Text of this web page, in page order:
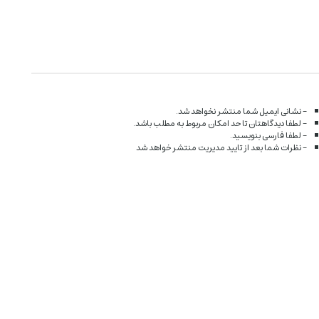
- نشانی ایمیل شما منتشر نخواهد شد.
- لطفا دیدگاهتان تا حد امکان مربوط به مطلب باشد.
- لطفا فارسی بنویسید.
- نظرات شما بعد از تایید مدیریت منتشر خواهد شد